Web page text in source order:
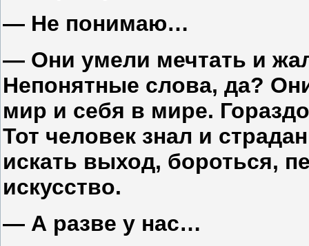
— Не понимаю…
— Они умели мечтать и
Непонятные слова, да?
мир и себя в мире.
Тот человек знал и
искать выход, бороться,
искусство.
— А разве у нас…